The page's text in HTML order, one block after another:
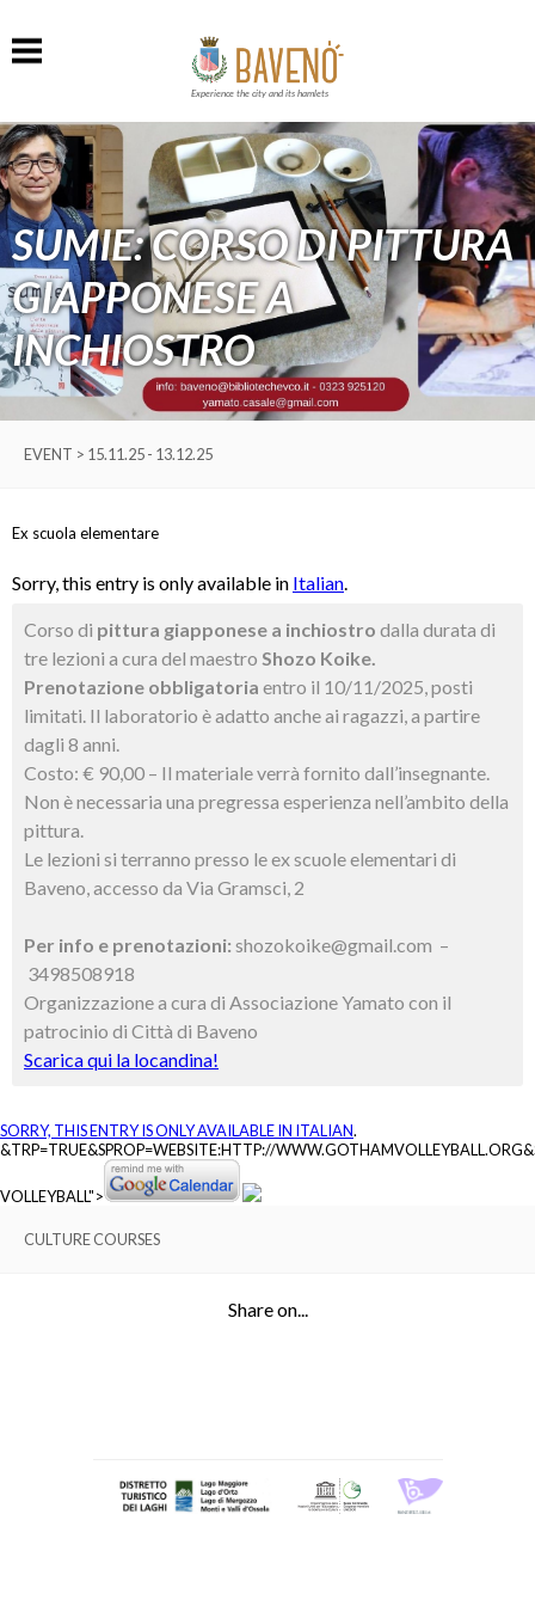
Experience the city and its hamlets
SUMIE: CORSO DI PITTURA
GIAPPONESE A
INCHIOSTRO
EVENT > 15.11.25 - 13.12.25
Ex scuola elementare
Sorry, this entry is only available in Italian.
Corso di pittura giapponese a inchiostro dalla durata di
tre lezioni a cura del maestro Shozo Koike.
Prenotazione obbligatoria entro il 10/11/2025, posti
limitati. Il laboratorio è adatto anche ai ragazzi, a partire
dagli 8 anni.
Costo: € 90,00 – Il materiale verrà fornito dall’insegnante.
Non è necessaria una pregressa esperienza nell’ambito della
pittura.
Le lezioni si terranno presso le ex scuole elementari di
Baveno, accesso da Via Gramsci, 2
Per info e prenotazioni: shozokoike@gmail.com –
3498508918
Organizzazione a cura di Associazione Yamato con il
patrocinio di Città di Baveno
Scarica qui la locandina!
SORRY, THIS ENTRY IS ONLY AVAILABLE IN ITALIAN.
&TRP=TRUE&SPROP=WEBSITE:HTTP://
VOLLEYBALL">
CULTURE COURSES
Share on...